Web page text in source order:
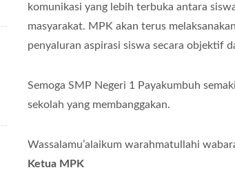
komunikasi yang lebih terbuka antara
masyarakat. MPK akan terus
penyaluran aspirasi siswa secara objektif
Semoga SMP Negeri 1 Payakumbuh
sekolah yang membanggakan.
Wassalamu’alaikum warahmatullahi
Ketua MPK